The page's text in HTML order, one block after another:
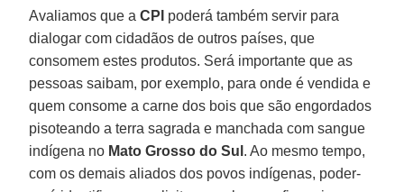
Avaliamos que aCPI poderá também servir para
dialogar com cidadãos de outros países, que
consomem estes produtos. Será importante que as
pessoas saibam, por exemplo, para onde é vendida e
quem consome a carne dos bois que são engordados
pisoteando a terra sagrada e manchada com sangue
indígena no Mato Grosso do Sul . Ao mesmo tempo,
com os demais aliados dos povos indígenas, poder-